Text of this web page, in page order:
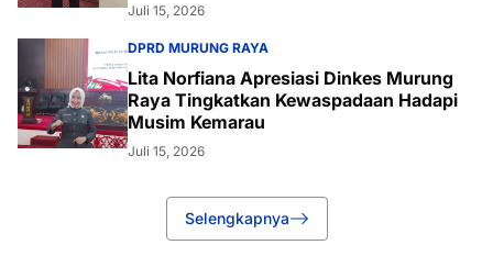
Juli 15, 2026
DPRD MURUNG RAYA
Lita Norfiana Apresiasi Dinkes Murung
Raya Tingkatkan Kewaspadaan Hadapi
Musim Kemarau
Juli 15, 2026
Selengkapnya